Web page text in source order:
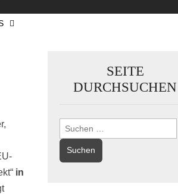
in
SEITE
DURCHSUCHEN
Suchen
nach: